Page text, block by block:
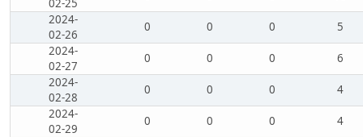
02-25
2024-
02-26
0 0 0
5
2024-
02-27
0 0 0
6
2024-
02-28
0 0 0
4
2024-
02-29
0 0 0
4